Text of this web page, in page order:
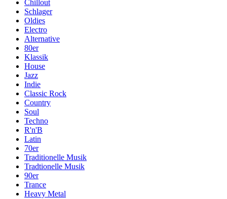
Chillout
Schlager
Oldies
Electro
Alternative
80er
Klassik
House
Jazz
Indie
Classic Rock
Country
Soul
Techno
R'n'B
Latin
70er
Traditionelle Musik
Tradtionelle Musik
90er
Trance
Heavy Metal